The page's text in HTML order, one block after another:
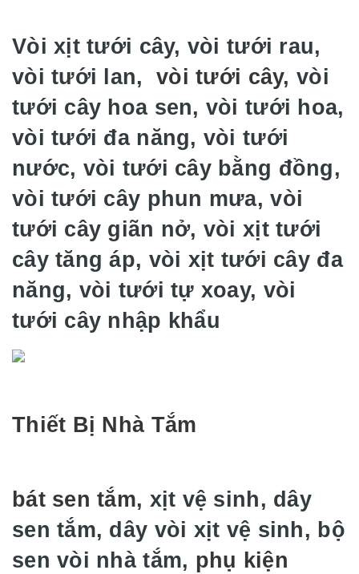
Vòi xịt tưới cây, vòi tưới rau,
vòi tưới lan,vòi tưới cây, vòi
tưới cây hoa sen, vòi tưới hoa,
vòi tưới đa năng, vòi tưới
nước, vòi tưới cây bằng đồng,
vòi tưới cây phun mưa, vòi
tưới cây giãn nở, vòi xịt tưới
cây tăng áp, vòi xịt tưới cây đa
năng, vòi tưới tự xoay, vòi
tưới cây nhập khẩu
Thiết Bị Nhà Tắm
bát sen tắm, xịt vệ sinh, dây
sen tắm, dây vòi xịt vệ sinh, bộ
sen vòi nhà tắm, phụ kiện